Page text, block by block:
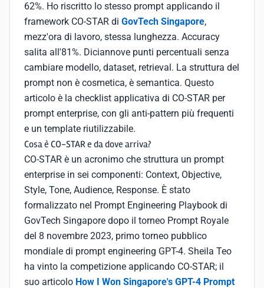
62%. Ho riscritto lo stesso prompt applicando il
framework CO-STAR di GovTech Singapore,
mezz'ora di lavoro, stessa lunghezza. Accuracy
salita all'81%. Diciannove punti percentuali senza
cambiare modello, dataset, retrieval. La struttura del
prompt non è cosmetica, è semantica. Questo
articolo è la checklist applicativa di CO-STAR per
prompt enterprise, con gli anti-pattern più frequenti
e un template riutilizzabile.
Cosa è CO-STAR e da dove arriva?
CO-STAR è un acronimo che struttura un prompt
enterprise in sei componenti: Context, Objective,
Style, Tone, Audience, Response. È stato
formalizzato nel Prompt Engineering Playbook di
GovTech Singapore dopo il torneo Prompt Royale
del 8 novembre 2023, primo torneo pubblico
mondiale di prompt engineering GPT-4. Sheila Teo
ha vinto la competizione applicando CO-STAR; il
suo articolo How I Won Singapore's GPT-4 Prompt